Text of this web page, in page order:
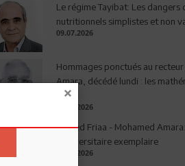
Le régime Tayibat: Les dangers
nutritionnels simplistes et non
09.07.2026
Hommages ponctués au
Amara, décédé lundi : les
deuil
03.08.2026
Ahmed Friaa - Mohamed Amara:
l’Universitaire exemplaire
04.08.2026